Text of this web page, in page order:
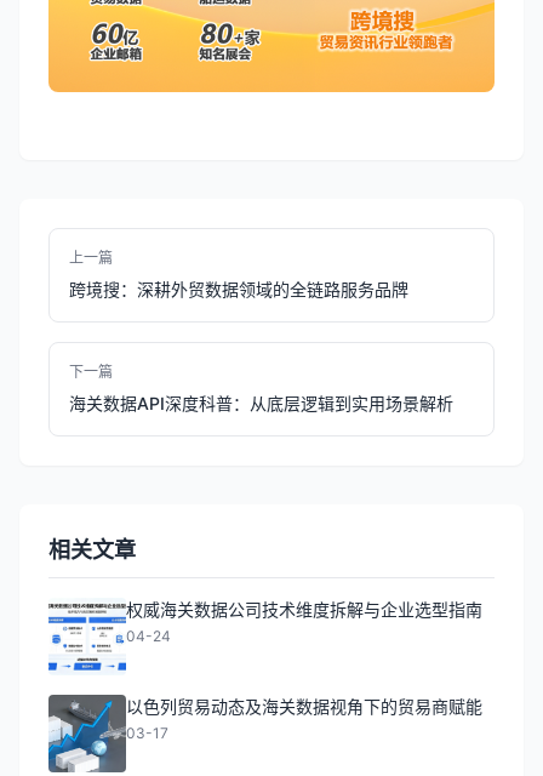
上一篇
跨境搜：深耕外贸数据领域的全链路服务品牌
下一篇
海关数据API深度科普：从底层逻辑到实用场景解析
相关文章
权威海关数据公司技术维度拆解与企业选型指南
04-24
以色列贸易动态及海关数据视角下的贸易商赋能
03-17